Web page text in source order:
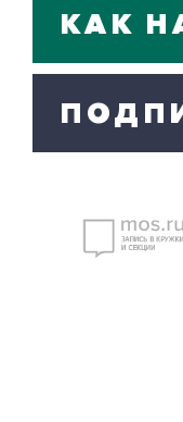
КАК